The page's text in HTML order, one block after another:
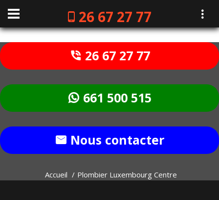
26 67 27 77
26 67 27 77
661 500 515
Nous contacter
Accueil Plombier Luxembourg Centre